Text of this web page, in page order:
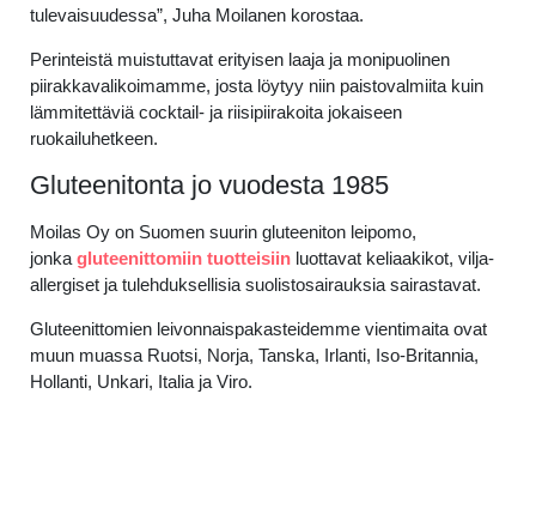
tulevaisuudessa”, Juha Moilanen korostaa.
Perinteistä muistuttavat erityisen laaja ja monipuolinen
piirakkavalikoimamme, josta löytyy niin paistovalmiita kuin
lämmitettäviä cocktail- ja riisipiirakoita jokaiseen
ruokailuhetkeen.
Gluteenitonta jo vuodesta 1985
Moilas Oy on Suomen suurin gluteeniton leipomo,
jonka gluteenittomiin tuotteisiin luottavat keliaakikot, vilja-
allergiset ja tulehduksellisia suolistosairauksia sairastavat.
Gluteenittomien leivonnaispakasteidemme vientimaita ovat
muun muassa Ruotsi, Norja, Tanska, Irlanti, Iso-Britannia,
Hollanti, Unkari, Italia ja Viro.